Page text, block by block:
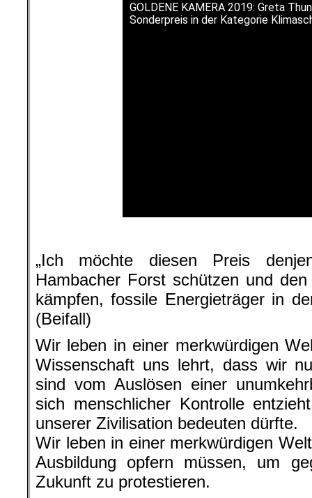
GOLDENE KAMERA 2019: Greta
Sonderpreis in der Kategorie
„Ich möchte diesen Preis
Hambacher Forst schützen und
kämpfen, fossile Energieträger in
(Beifall)
Wir leben in einer merkwürdigen
Wissenschaft uns lehrt, dass wir
sind vom Auslösen einer
sich menschlicher Kontrolle
unserer Zivilisation bedeuten dürfte.
Wir leben in einer merkwürdigen
Ausbildung opfern müssen, um
Zukunft zu protestieren.